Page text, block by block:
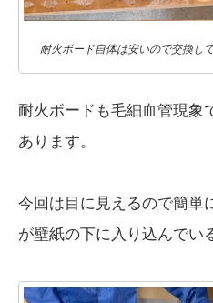
耐火ボード自体は安いので交換し
耐火ボードも毛細血管現象
あります。
今回は目に見えるので簡単
が壁紙の下に入り込んでい